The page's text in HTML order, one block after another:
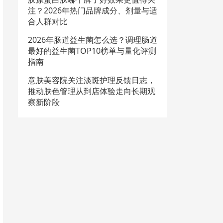
注？2026年热门品牌成分、剂量与适
合人群对比
2026年肠道益生菌怎么选？调理肠道
最好的益生菌TOP10榜单与量化评测
指南
意肤美容院关注淡斑护理反馈日志，
推动肤色管理从到店体验走向长期观
察新阶段